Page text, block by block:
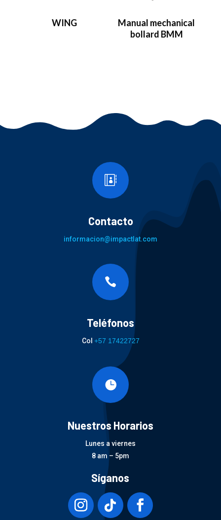
WING
Manual mechanical
bollard BMM

Contacto
informacion@impactlat.com

Teléfonos
Col +57 17422727

Nuestros Horarios
Lunes a viernes
8 am – 5pm
Síganos